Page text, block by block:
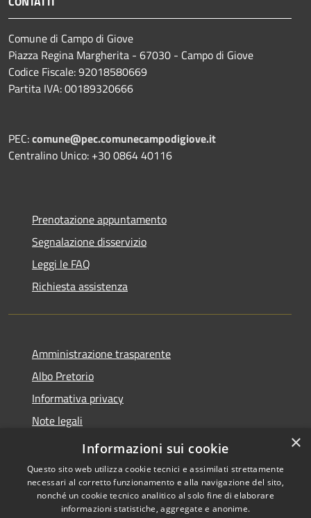
Comune di Campo di Giove
Piazza Regina Margherita - 67030 - Campo di Giove
Codice Fiscale: 92018580669
Partita IVA: 00189320666
PEC:comune@pec.comunecampodigiove.it
Centralino Unico: +30 0864 40116
Prenotazione appuntamento
Segnalazione disservizio
Leggi le FAQ
Richiesta assistenza
Amministrazione trasparente
Albo Pretorio
Informativa privacy
Note legali
Dichiarazione di accessibilità
Copyright © 2026 • Comune di
×
Informazioni sui cookie
Questo sito web utilizza cookie tecnici e assimilati strettamente
necessari al corretto funzionamento e alla navigazione del sito,
nonché un cookie tecnico analitico al solo fine di elaborare
informazioni statistiche, aggregate e anonime.